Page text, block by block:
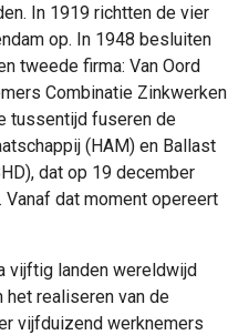
In 1919 richtten de vier
op. In 1948 besluiten
tweede firma: Van Oord
Combinatie Zinkwerken
tussentijd fuseren de
(HAM) en Ballast
dat op 19 december
Vanaf dat moment opereert
vijftig landen wereldwijd
het realiseren van de
vijfduizend werknemers